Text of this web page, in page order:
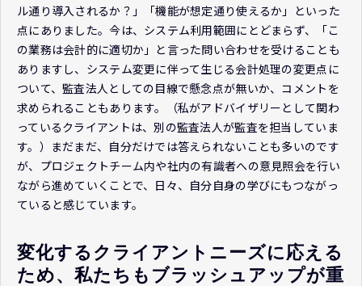
ル通り導入されるか？」「機能が想定通り使えるか」といった
点にありました。今は、システム利用範囲にとどまらず、「こ
の業務は会計的に適切か」と言った問い合わせを受けることも
ありますし、システム変更に伴って生じる会計処理の変更点に
ついて、監査法人としての目線で懸念点が無いか、コメントを
求められることもあります。（私がアドバイザリーとして関わ
っているクライアントは、別の監査法人が監査を担当していま
す。）まだまだ、自分だけでは答えられないことも多いのです
が、プロジェクトチーム内や社内の有識者への意見照会を行い
ながら進めていくことで、日々、自分自身の学びにもつながっ
ていると感じています。
変化するクライアントニーズに応える
ため、私たちもブラッシュアップが重